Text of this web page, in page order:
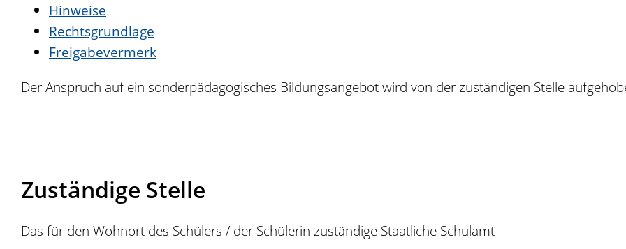
Hinweise
Rechtsgrundlage
Freigabevermerk
Der Anspruch auf ein sonderpädagogisches Bildungsangebot wird von der zuständigen Stelle
Zuständige Stelle
Das für den Wohnort des Schülers / der Schülerin zuständige Staatliche Schulamt